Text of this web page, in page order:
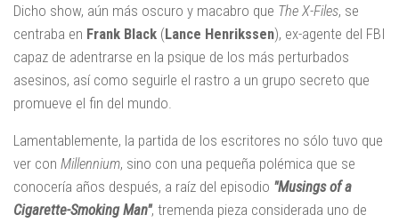
Dicho show, aún más oscuro y macabro que The X-Files, se
centraba en Frank Black (Lance Henrikssen), ex-agente del FBI
capaz de adentrarse en la psique de los más perturbados
asesinos, así como seguirle el rastro a un grupo secreto que
promueve el fin del mundo.
Lamentablemente, la partida de los escritores no sólo tuvo que
ver con Millennium, sino con una pequeña polémica que se
conocería años después, a raíz del episodio "Musings of a
Cigarette-Smoking Man", tremenda pieza considerada uno de